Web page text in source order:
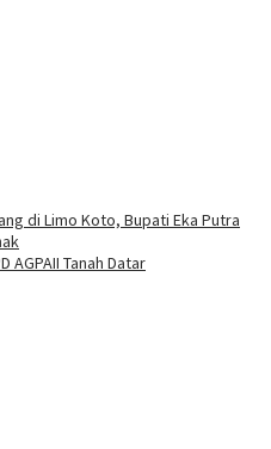
di Limo Koto, Bupati Eka Putra
AGPAII Tanah Datar